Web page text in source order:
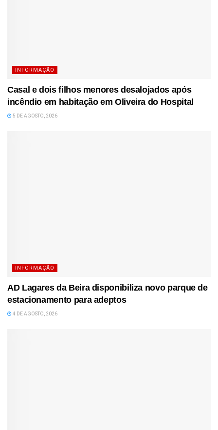
INFORMAÇÃO
Casal e dois filhos menores desalojados após
incêndio em habitação em Oliveira do Hospital
5 DE AGOSTO, 2026
INFORMAÇÃO
AD Lagares da Beira disponibiliza novo parque de
estacionamento para adeptos
4 DE AGOSTO, 2026